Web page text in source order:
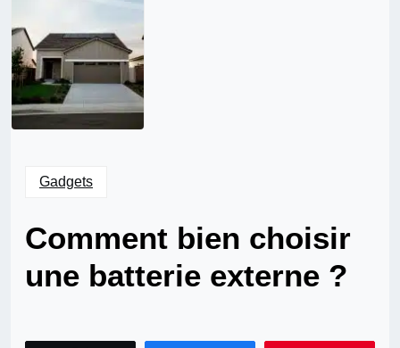
Gadgets
Comment bien choisir
une batterie externe ?